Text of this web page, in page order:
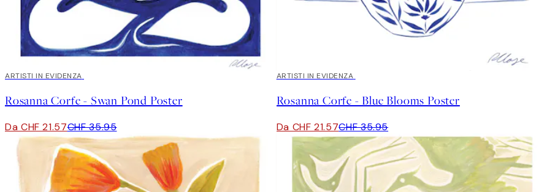
40%*
ARTISTI IN EVIDENZA
Rosanna Corfe - Swan Pond Poster
Da CHF 21.57CHF 35.95
40%*
ARTISTI IN EVIDENZA
Rosanna Corfe - Blue Blooms Poster
Da CHF 21.57CHF 35.95